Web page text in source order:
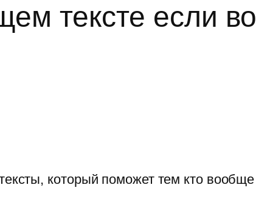
тексте если
который поможет тем кто вообще